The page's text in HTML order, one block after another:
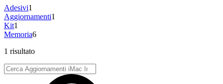
Adesivi1
Aggiornamenti1
Kit1
Memoria6
1 risultato